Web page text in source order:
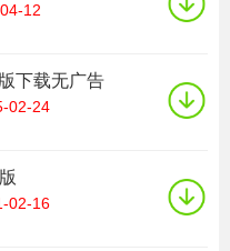
12
下载无广告
02-24
02-16